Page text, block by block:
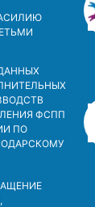
ФСПП
ПО